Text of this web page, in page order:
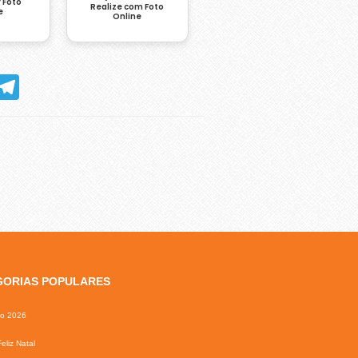
Realize com Foto
Online
Telegram
POPULARES
2026
Natal